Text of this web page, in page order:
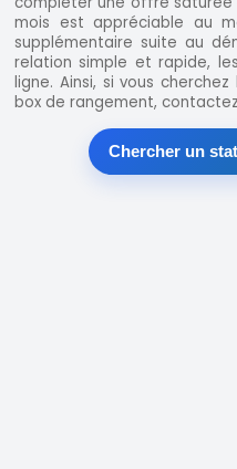
mois est appréciable au
supplémentaire suite au
relation simple et rapide,
ligne. Ainsi, si vous
box de rangement,
Chercher un